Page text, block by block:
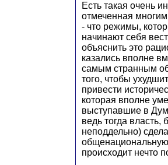
Есть такая очень
отмеченная
- что режимы,
начинают себя
объяснить это
казались вполне
самым странным
того, чтобы
привести
которая вполне
выступавшие в
ведь тогда
неподдельно)
происходит нечто